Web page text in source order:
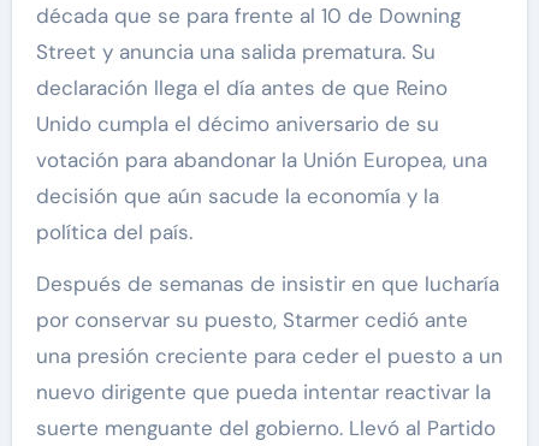
década que se para frente al 10 de Downing
Street y anuncia una salida prematura. Su
declaración llega el día antes de que Reino
Unido cumpla el décimo aniversario de su
votación para abandonar la Unión Europea, una
decisión que aún sacude la economía y la
política del país.
Después de semanas de insistir en que lucharía
por conservar su puesto, Starmer cedió ante
una presión creciente para ceder el puesto a un
nuevo dirigente que pueda intentar reactivar la
suerte menguante del gobierno. Llevó al Partido